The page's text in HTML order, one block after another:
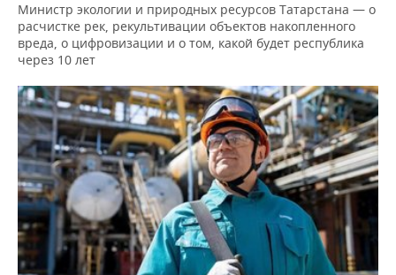
Министр экологии и природных ресурсов Татарстана — о
расчистке рек, рекультивации объектов накопленного
вреда, о цифровизации и о том, какой будет республика
через 10 лет